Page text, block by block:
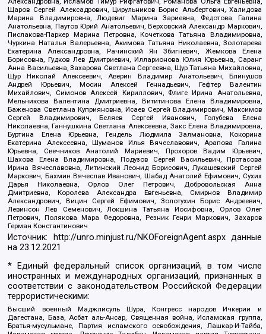
Щаров Сергей Алексадрович, Цирульников Борис Альбертович, Халидова
Марина Владимировна, Людевиг Марина Зариевна, Федотова Галина
Анатольевна, Паутов Юрий Анатольевич, Верховский Александр Маркович,
Пислакова-Паркер Марина Петровна, Кочеткова Татьяна Владимировна,
Чуркина Наталья Валерьевна, Акимова Татьяна Николаевна, Золотарева
Екатерина Александровна, Рачинский Ян Збигневич, Жемкова Елена
Борисовна, Гудков Лев Дмитриевич, Илларионова Юлия Юрьевна, Саранг
Анна Васильевна, Захарова Светлана Сергеевна, Щур Татьяна Михайловна,
Щур Николай Алексеевич, Аверин Владимир Анатольевич, Блинушов
Андрей Юрьевич, Мосин Алексей Геннадьевич, Гефтер Валентин
Михайлович, Симонов Алексей Кириллович, Флиге Ирина Анатольевна,
Мельникова Валентина Дмитриевна, Вититинова Елена Владимировна,
Баженова Светлана Куприяновна, Исаев Сергей Владимирович, Максимов
Сергей Владимирович, Беляев Сергей Иванович, Голубева Елена
Николаевна, Ганнушкина Светлана Алексеевна, Закс Елена Владимировна,
Буртина Елена Юрьевна, Гендель Людмила Залмановна, Кокорина
Екатерина Алексеевна, Шуманов Илья Вячеславович, Арапова Галина
Юрьевна, Свечников Анатолий Мариевич, Прохоров Вадим Юрьевич,
Шахова Елена Владимировна, Подузов Сергей Васильевич, Протасова
Ирина Вячеславовна, Литинский Леонид Борисович, Лукашевский Сергей
Маркович, Бахмин Вячеслав Иванович, Шабад Анатолий Ефимович, Сухих
Дарья Николаевна, Орлов Олег Петрович, Добровольская Анна
Дмитриевна, Королева Александра Евгеньевна, Смирнов Владимир
Александрович, Вицин Сергей Ефимович, Золотухин Борис Андреевич,
Левинсон Лев Семенович, Локшина Татьяна Иосифовна, Орлов Олег
Петрович, Полякова Мара Федоровна, Резник Генри Маркович, Захаров
Герман Константинович
Источник: http://unro.minjust.ru/NKOForeignAgent.aspxданные
на23.12.2021
* Единый федеральный список организаций, в том числе
иностранных и международных организаций, признанных в
соответствии с законодательством Российской Федерации
террористическими:
Высший военный Маджлисуль Шура, Конгресс народов Ичкерии и
Дагестана, База, Асбат аль-Ансар, Священная война, Исламская группа,
Братья-мусульмане, Партия исламского освобождения, Лашкар-И-Тайба,